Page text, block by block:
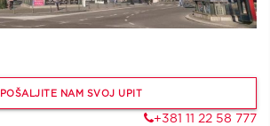
POŠALJITE NAM SVOJ UPIT
+381 11 22 58 777